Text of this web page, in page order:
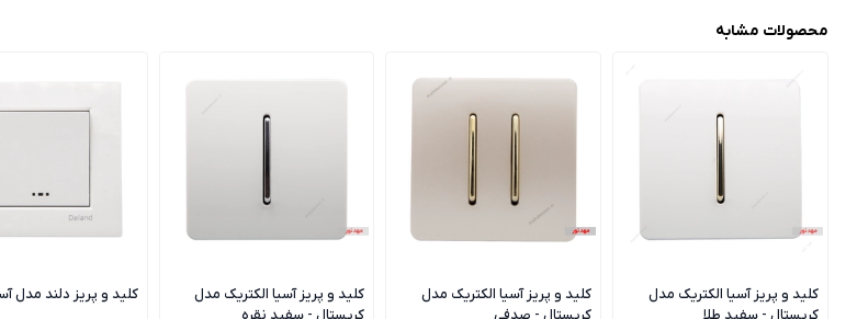
محصولات مشابه
کلید و پریز آسیا الکتریک مدل
کریستال - سفید طلا
کلید و پریز آسیا الکتریک مدل
کریستال - صدفی
کلید و پریز آسیا الکتریک مدل
کریستال - سفید نقره
کلید و پریز دلند مدل